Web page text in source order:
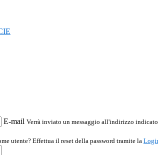
E-mail Verrà inviato un messaggio all'indirizzo
utente? Effettua il reset della password tramite la